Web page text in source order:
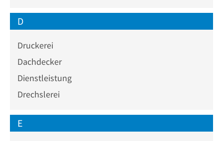
D
Druckerei
Dachdecker
Dienstleistung
Drechslerei
E